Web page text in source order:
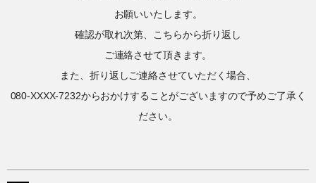
お願いいたします。
確認が取れ次第、こちらから折り返し
ご連絡させて頂きます。
また、折り返しご連絡させていただく場合、
080-XXXX-7232からおかけすることがございますので予めご了承く
ださい。